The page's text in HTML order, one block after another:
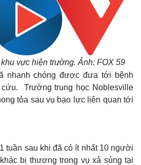
vực hiện trường. Ảnh: FOX 59
nhanh chóng được đưa tới bệnh
Trường trung học Noblesville
tỏa sau vụ bạo lực liên quan tới
tuần sau khi đã có ít nhất 10 người
bị thương trong vụ xả súng tại